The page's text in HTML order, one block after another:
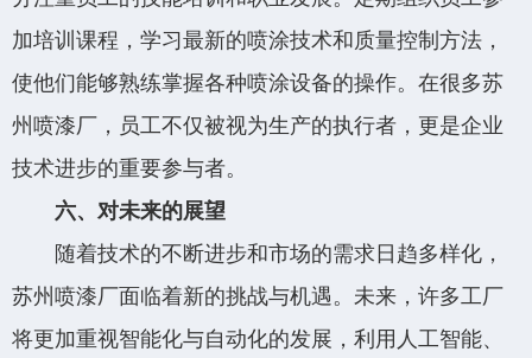
加培训课程，学习最新的喷涂技术和质量控制方法，
使他们能够熟练掌握各种喷涂设备的操作。在很多苏
州喷漆厂，员工不仅被视为生产的执行者，更是企业
技术进步的重要参与者。
六、对未来的展望
随着技术的不断进步和市场的需求日趋多样化，
苏州喷漆厂面临着新的挑战与机遇。未来，许多工厂
将更加重视智能化与自动化的发展，利用人工智能、